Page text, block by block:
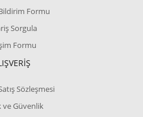
Formu
Sorgula
Formu
Sözleşmesi
ve Güvenlik